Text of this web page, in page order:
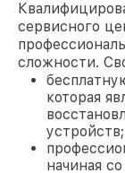
сервисного
сложности.
которая
устройств;
начиная